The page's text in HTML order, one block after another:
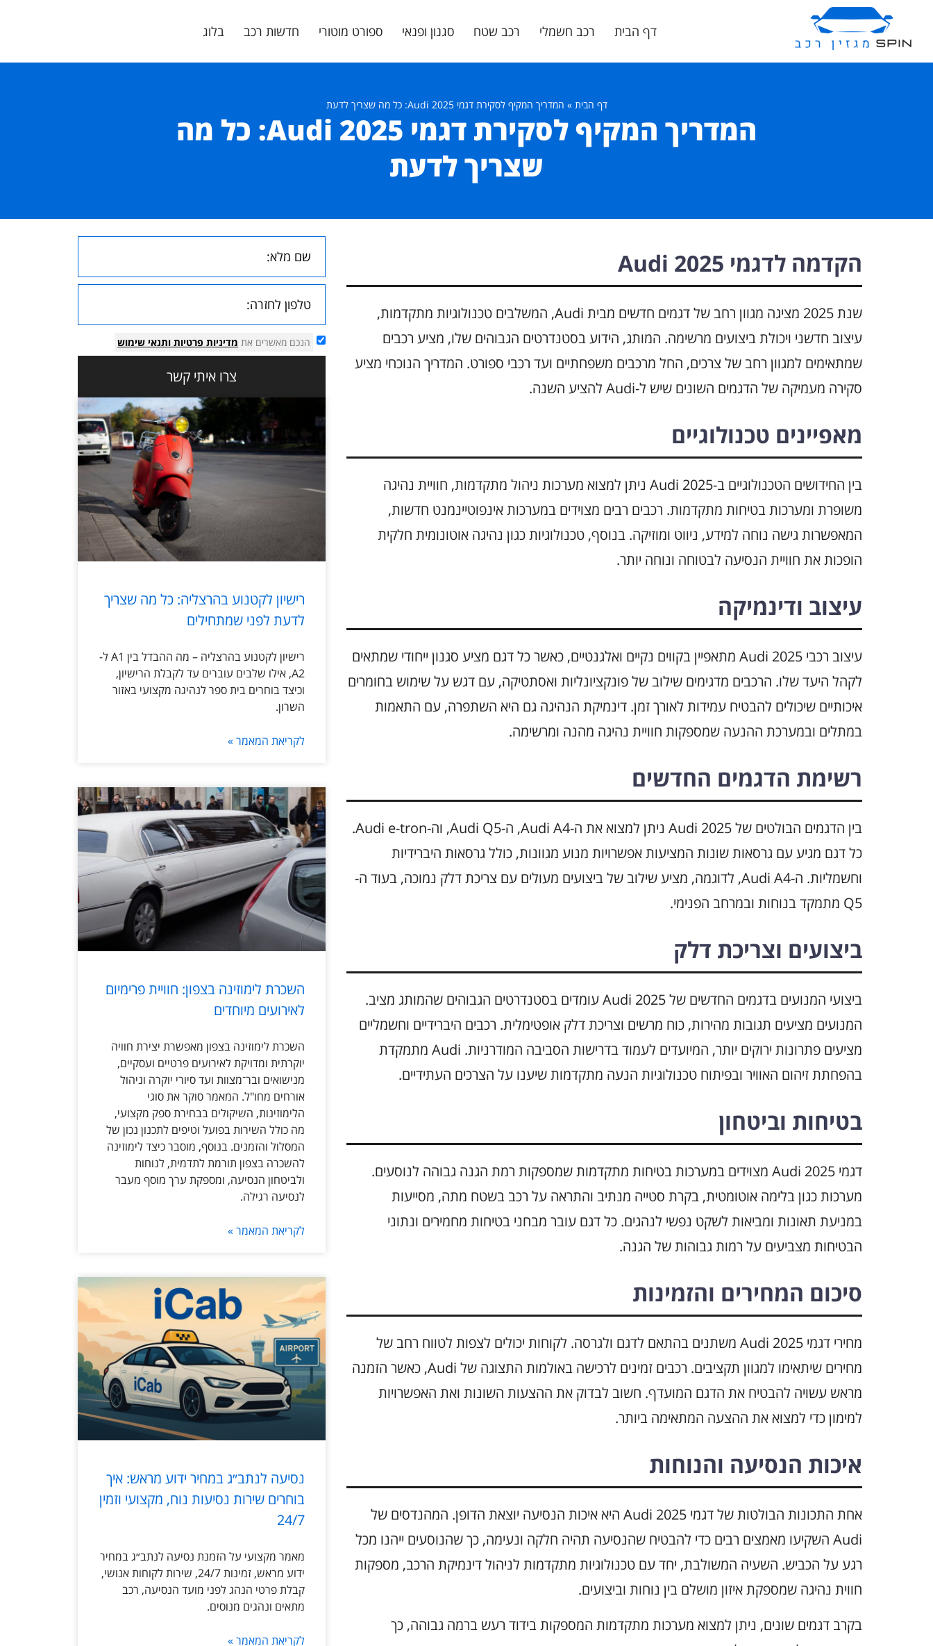
דף הבית רכב חשמלי רכב שטח סגנון ופנאי ספורט מוטורי חדשות רכב בלוג
דף הבית » המדריך המקיף לסקירת דגמי Audi 2025: כל מה שצריך לדעת
המדריך המקיף לסקירת דגמי Audi 2025: כל מה
שצריך לדעת
הקדמה לדגמי Audi 2025
שנת 2025 מציגה מגוון רחב של דגמים חדשים מבית Audi, המשלבים טכנולוגיות מתקדמות,
עיצוב חדשני ויכולת ביצועים מרשימה. המותג, הידוע בסטנדרטים הגבוהים שלו, מציע רכבים
שמתאימים למגוון רחב של צרכים, החל מרכבים משפחתיים ועד רכבי ספורט. המדריך הנוכחי מציע
סקירה מעמיקה של הדגמים השונים שיש ל-Audi להציע השנה.
מאפיינים טכנולוגיים
בין החידושים הטכנולוגיים ב-Audi 2025 ניתן למצוא מערכות ניהול מתקדמות, חוויית נהיגה
משופרת ומערכות בטיחות מתקדמות. רכבים רבים מצוידים במערכות אינפוטיינמנט חדשות,
המאפשרות גישה נוחה למידע, ניווט ומוזיקה. בנוסף, טכנולוגיות כגון נהיגה אוטונומית חלקית
הופכות את חוויית הנסיעה לבטוחה ונוחה יותר.
עיצוב ודינמיקה
עיצוב רכבי Audi 2025 מתאפיין בקווים נקיים ואלגנטיים, כאשר כל דגם מציע סגנון ייחודי שמתאים
לקהל היעד שלו. הרכבים מדגימים שילוב של פונקציונליות ואסתטיקה, עם דגש על שימוש בחומרים
איכותיים שיכולים להבטיח עמידות לאורך זמן. דינמיקת הנהיגה גם היא השתפרה, עם התאמות
במתלים ובמערכת ההנעה שמספקות חוויית נהיגה מהנה ומרשימה.
רשימת הדגמים החדשים
בין הדגמים הבולטים של Audi 2025 ניתן למצוא את ה-Audi A4, ה-Audi Q5, וה-Audi e-tron.
כל דגם מגיע עם גרסאות שונות המציעות אפשרויות מנוע מגוונות, כולל גרסאות היברידיות
וחשמליות. ה-Audi A4, לדוגמה, מציע שילוב של ביצועים מעולים עם צריכת דלק נמוכה, בעוד ה-
Q5 מתמקד בנוחות ובמרחב הפנימי.
ביצועים וצריכת דלק
ביצועי המנועים בדגמים החדשים של Audi 2025 עומדים בסטנדרטים הגבוהים שהמותג מציב.
המנועים מציעים תגובות מהירות, כוח מרשים וצריכת דלק אופטימלית. רכבים היברידיים וחשמליים
מציעים פתרונות ירוקים יותר, המיועדים לעמוד בדרישות הסביבה המודרניות. Audi מתמקדת
בהפחתת זיהום האוויר ובפיתוח טכנולוגיות הנעה מתקדמות שיענו על הצרכים העתידיים.
בטיחות וביטחון
דגמי Audi 2025 מצוידים במערכות בטיחות מתקדמות שמספקות רמת הגנה גבוהה לנוסעים.
מערכות כגון בלימה אוטומטית, בקרת סטייה מנתיב והתראה על רכב בשטח מתה, מסייעות
במניעת תאונות ומביאות לשקט נפשי לנהגים. כל דגם עובר מבחני בטיחות מחמירים ונתוני
הבטיחות מצביעים על רמות גבוהות של הגנה.
סיכום המחירים והזמינות
מחירי דגמי Audi 2025 משתנים בהתאם לדגם ולגרסה. לקוחות יכולים לצפות לטווח רחב של
מחירים שיתאימו למגוון תקציבים. רכבים זמינים לרכישה באולמות התצוגה של Audi, כאשר הזמנה
מראש עשויה להבטיח את הדגם המועדף. חשוב לבדוק את ההצעות השונות ואת האפשרויות
למימון כדי למצוא את ההצעה המתאימה ביותר.
איכות הנסיעה והנוחות
אחת התכונות הבולטות של דגמי Audi 2025 היא איכות הנסיעה יוצאת הדופן. המהנדסים של
Audi השקיעו מאמצים רבים כדי להבטיח שהנסיעה תהיה חלקה ונעימה, כך שהנוסעים ייהנו מכל
רגע על הכביש. השעיה המשולבת, יחד עם טכנולוגיות מתקדמות לניהול דינמיקת הרכב, מספקות
חווית נהיגה שמספקת איזון מושלם בין נוחות וביצועים.
בקרב דגמים שונים, ניתן למצוא מערכות מתקדמות המספקות בידוד רעש ברמה גבוהה, כך
הנכם מאשרים את מדיניות פרטיות ותנאי שימוש
צרו איתי קשר
רישיון לקטנוע בהרצליה: כל מה שצריך
לדעת לפני שמתחילים
רישיון לקטנוע בהרצליה – מה ההבדל בין A1 ל-
A2, אילו שלבים עוברים עד לקבלת הרישיון,
וכיצד בוחרים בית ספר לנהיגה מקצועי באזור
השרון.
לקריאת המאמר »
השכרת לימוזינה בצפון: חוויית פרימיום
לאירועים מיוחדים
השכרת לימוזינה בצפון מאפשרת יצירת חוויה
יוקרתית ומדויקת לאירועים פרטיים ועסקיים,
מנישואים ובר־מצוות ועד סיורי יוקרה וניהול
אורחים מחו"ל. המאמר סוקר את סוגי
הלימוזינות, השיקולים בבחירת ספק מקצועי,
מה כולל השירות בפועל וטיפים לתכנון נכון של
המסלול והזמנים. בנוסף, מוסבר כיצד לימוזינה
להשכרה בצפון תורמת לתדמית, לנוחות
ולביטחון הנסיעה, ומספקת ערך מוסף מעבר
לנסיעה רגילה.
לקריאת המאמר »
נסיעה לנתב״ג במחיר ידוע מראש: איך
בוחרים שירות נסיעות נוח, מקצועי וזמין
24/7
מאמר מקצועי על הזמנת נסיעה לנתב״ג במחיר
ידוע מראש, זמינות 24/7, שירות לקוחות אנושי,
קבלת פרטי הנהג לפני מועד הנסיעה, רכב
מתאים ונהגים מנוסים.
לקריאת המאמר »